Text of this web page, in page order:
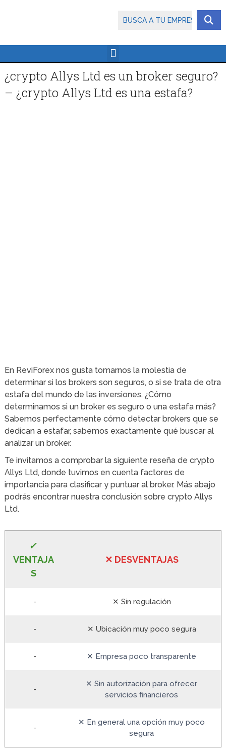
¿crypto Allys Ltd es un broker seguro?
– ¿crypto Allys Ltd es una estafa?
En ReviForex nos gusta tomarnos la molestia de
determinar si los brokers son seguros, o si se trata de otra
estafa del mundo de las inversiones. ¿Cómo
determinamos si un broker es seguro o una estafa más?
Sabemos perfectamente cómo detectar brokers que se
dedican a estafar, sabemos exactamente qué buscar al
analizar un broker.
Te invitamos a comprobar la siguiente reseña de crypto
Allys Ltd, donde tuvimos en cuenta factores de
importancia para clasificar y puntuar al broker. Más abajo
podrás encontrar nuestra conclusión sobre crypto Allys
Ltd.
✓
VENTAJA
S
✕ DESVENTAJAS
- ✕ Sin regulación
- ✕ Ubicación muy poco segura
- ✕ Empresa poco transparente
-
✕ Sin autorización para ofrecer
servicios financieros
-
✕ En general una opción muy poco
segura